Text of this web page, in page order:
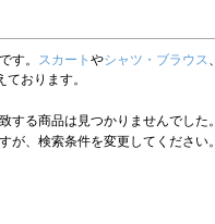
す。 スカート やシャツ・ブラウス、
おります。
する商品は見つかりませんでした。
が、検索条件を変更してください。